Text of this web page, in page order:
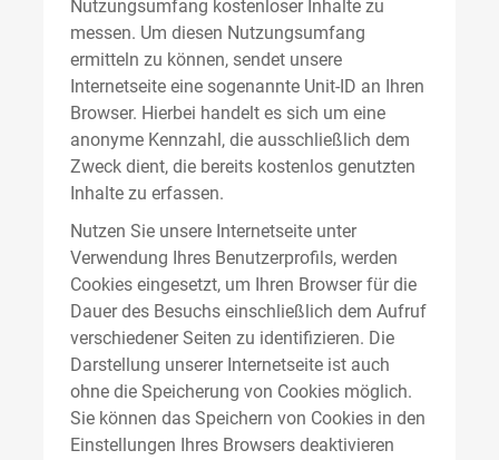
Nutzungsumfang kostenloser Inhalte zu
messen. Um diesen Nutzungsumfang
ermitteln zu können, sendet unsere
Internetseite eine sogenannte Unit-ID an Ihren
Browser. Hierbei handelt es sich um eine
anonyme Kennzahl, die ausschließlich dem
Zweck dient, die bereits kostenlos genutzten
Inhalte zu erfassen.
Nutzen Sie unsere Internetseite unter
Verwendung Ihres Benutzerprofils, werden
Cookies eingesetzt, um Ihren Browser für die
Dauer des Besuchs einschließlich dem Aufruf
verschiedener Seiten zu identifizieren. Die
Darstellung unserer Internetseite ist auch
ohne die Speicherung von Cookies möglich.
Sie können das Speichern von Cookies in den
Einstellungen Ihres Browsers deaktivieren